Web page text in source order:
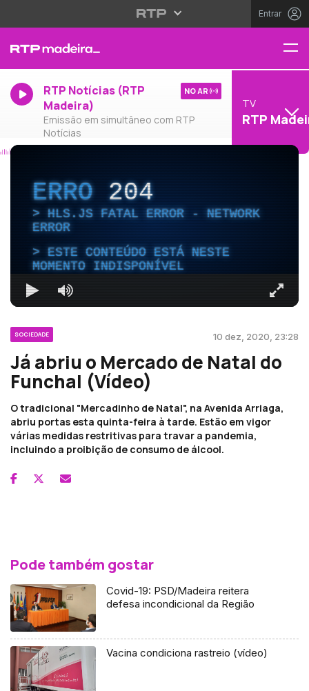
Entrar
RTP Notícias (RTP
Madeira)
Emissão em simultâneo com RTP
Notícias
NO AR
TV
RTP
ERRO204
HLS.JS FATAL ERROR - NETWORK
ERROR
ESTE CONTEÚDO ESTÁ NESTE
MOMENTO INDISPONÍVEL
SOCIEDADE 10 dez, 2020, 23:28
Já abriu o Mercado de Natal do
Funchal (Vídeo)
O tradicional "Mercadinho de Natal", na Avenida Arriaga,
abriu portas esta quinta-feira à tarde. Estão em vigor
várias medidas restritivas para travar a pandemia,
incluindo a proibição de consumo de álcool.
Pode também gostar
Covid-19: PSD/Madeira reitera
defesa incondicional da Região
Vacina condiciona rastreio (vídeo)